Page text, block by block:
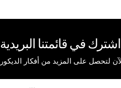
اشترك في قائمتنا البريدية
لتحصل على المزيد من أفكار الديكور